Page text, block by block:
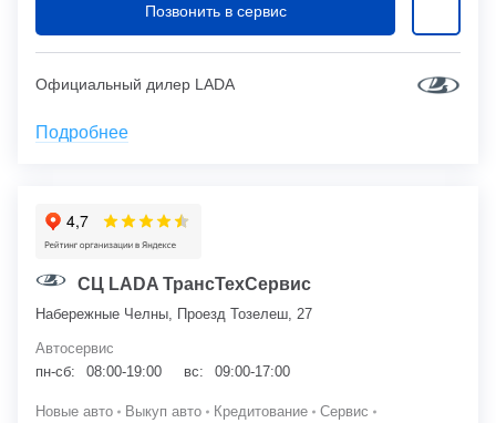
Позвонить в сервис
Официальный дилер LADA
Подробнее
СЦ LADA ТрансТехСервис
Набережные Челны, Проезд ​Тозелеш, 27
Автосервис
пн-сб:
08:00-19:00 вс: 09:00-17:00
Новые авто Выкуп авто Кредитование
Сервис